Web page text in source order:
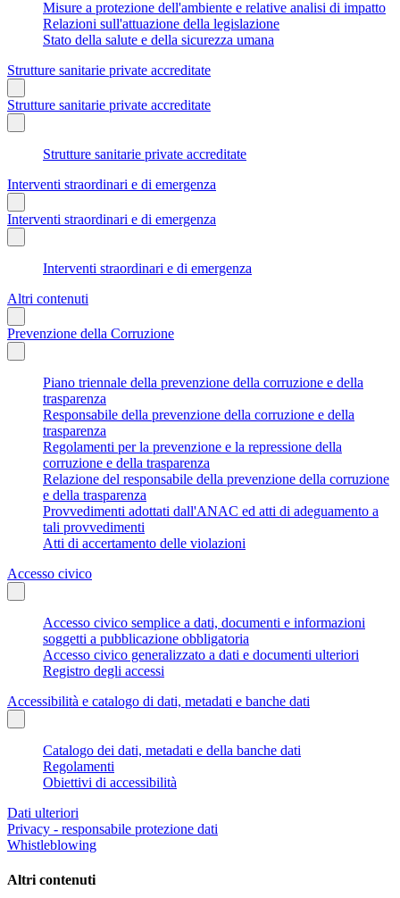
Misure a protezione dell'ambiente e relative analisi di impatto
Relazioni sull'attuazione della legislazione
Stato della salute e della sicurezza umana
Strutture sanitarie private accreditate
Strutture sanitarie private accreditate
Strutture sanitarie private accreditate
Interventi straordinari e di emergenza
Interventi straordinari e di emergenza
Interventi straordinari e di emergenza
Altri contenuti
Prevenzione della Corruzione
Piano triennale della prevenzione della corruzione e della
trasparenza
Responsabile della prevenzione della corruzione e della
trasparenza
Regolamenti per la prevenzione e la repressione della
corruzione e della trasparenza
Relazione del responsabile della prevenzione della corruzione
e della trasparenza
Provvedimenti adottati dall'ANAC ed atti di adeguamento a
tali provvedimenti
Atti di accertamento delle violazioni
Accesso civico
Accesso civico semplice a dati, documenti e informazioni
soggetti a pubblicazione obbligatoria
Accesso civico generalizzato a dati e documenti ulteriori
Registro degli accessi
Accessibilità e catalogo di dati, metadati e banche dati
Catalogo dei dati, metadati e della banche dati
Regolamenti
Obiettivi di accessibilità
Dati ulteriori
Privacy - responsabile protezione dati
Whistleblowing
Altri contenuti